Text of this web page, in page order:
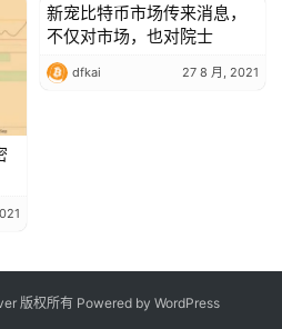
Bitcoin (BTC)
新宠比特币市场传来消息，
不仅对市场，也对院士
dfkai 27 8 月, 2021
版权所有 Powered by WordPress